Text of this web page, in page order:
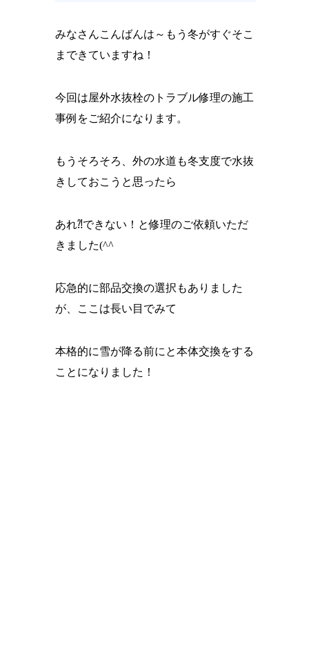
みなさんこんばんは～もう冬がすぐそこ
まできていますね！
今回は屋外水抜栓のトラブル修理の施工
事例をご紹介になります。
もうそろそろ、外の水道も冬支度で水抜
きしておこうと思ったら
あれ⁈できない！と修理のご依頼いただ
きました(^^ゞ
応急的に部品交換の選択もありました
が、ここは長い目でみて
本格的に雪が降る前にと本体交換をする
ことになりました！